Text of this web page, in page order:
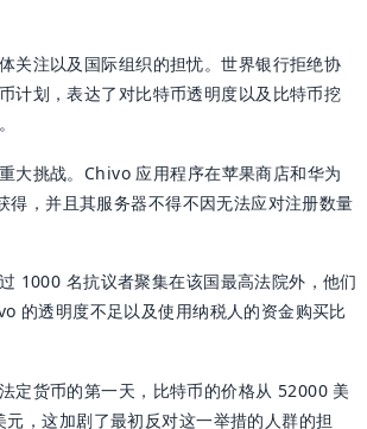
关注以及国际组织的担忧。世界银行拒绝协
计划，表达了对比特币透明度以及比特币挖
大挑战。Chivo 应用程序在苹果商店和华为
，并且其服务器不得不因无法应对注册数量
1000 名抗议者聚集在该国最高法院外，他们
的透明度不足以及使用纳税人的资金购买比
定货币的第一天，比特币的价格从 52000 美
，这加剧了最初反对这一举措的人群的担